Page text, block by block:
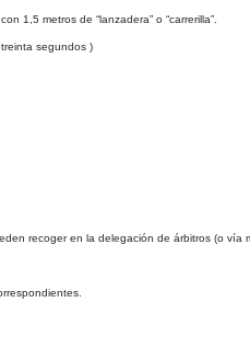
1,5 metros de “lanzadera” o “carrerilla”.
segundos )
recoger en la delegación de árbitros (o vía